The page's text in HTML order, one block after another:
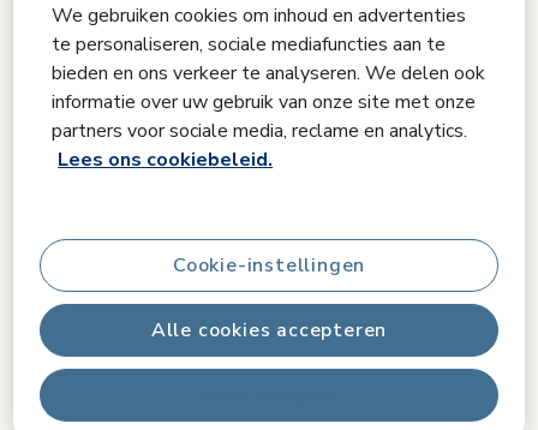
We gebruiken cookies om inhoud en advertenties
te personaliseren, sociale mediafuncties aan te
bieden en ons verkeer te analyseren. We delen ook
informatie over uw gebruik van onze site met onze
partners voor sociale media, reclame en analytics.
Lees ons cookiebeleid.
Alle cookies accepteren
Cookie-instellingen
Deel je Maxi-Cosi-momenten
#mymaxicosi
Upload jouw foto hier